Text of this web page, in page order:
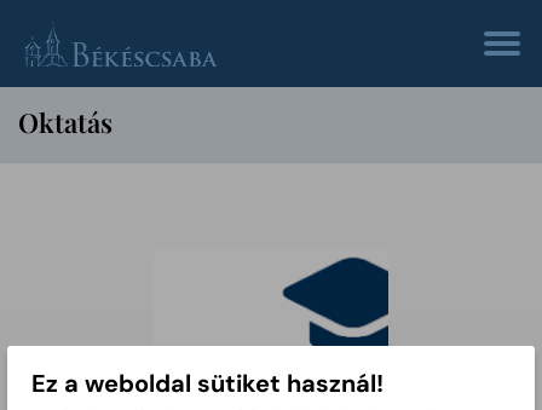
Oktatás
Ez a weboldal sütiket használ!